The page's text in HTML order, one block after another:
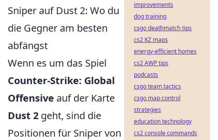
Sniper auf Dust 2: Wo du
die Gegner am besten
abfängst
Wenn es um das Spiel
Counter-Strike: Global
Offensive auf der Karte
Dust 2 geht, sind die
Positionen für Sniper von
improvements
dog training
csgo deathmatch tips
cs2 KZ maps
energy-efficient homes
cs2 AWP tips
podcasts
csgo team tactics
csgo map control
strategies
education technology
cs2 console commands